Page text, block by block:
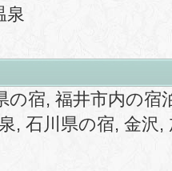
泉
の宿, 福井市内の宿
, 石川県の宿, 金沢 ,